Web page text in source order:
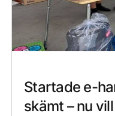
Startade e-
skämt – nu